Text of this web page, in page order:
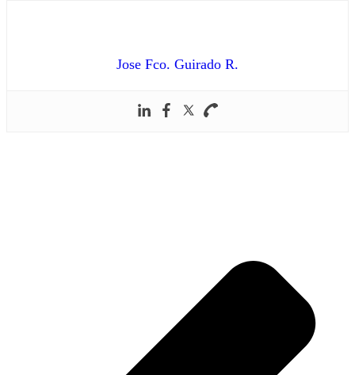
Jose Fco. Guirado R.